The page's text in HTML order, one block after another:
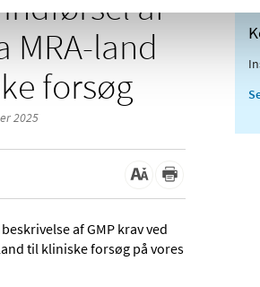
MRA-land
forsøg
2025
af GMP krav ved
til kliniske forsøg på vores